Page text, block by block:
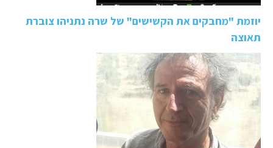
יוזמת "מחבקים את הקשישים" של שרה נתניהו צוברת
תאוצה